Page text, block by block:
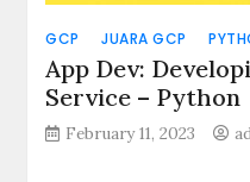
GCP JUARA GCP
App Dev:
Service – Python
February 11, 2023